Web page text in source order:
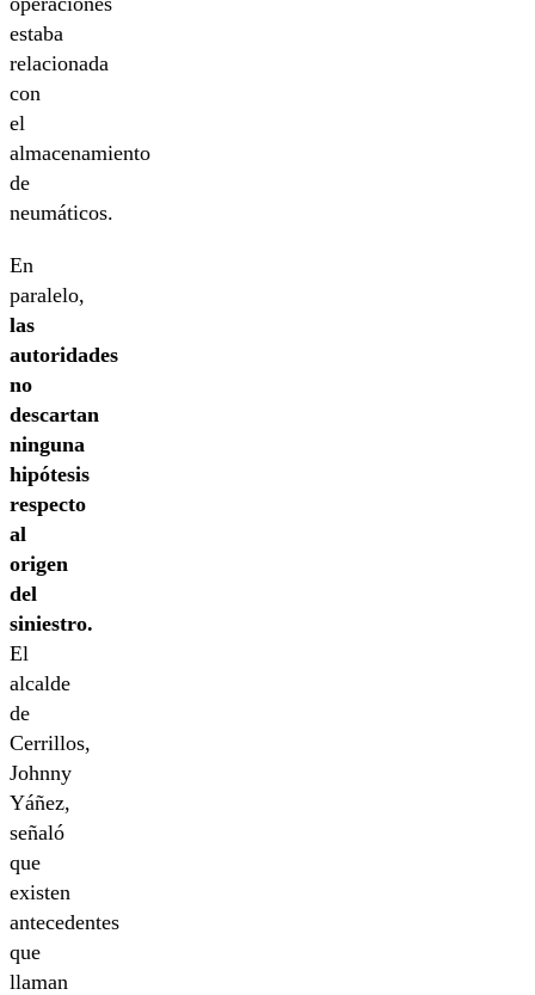
estaba
relacionada
con
el
almacenamiento
de
neumáticos.
En
paralelo,
las
autoridades
no
descartan
ninguna
hipótesis
respecto
al
origen
del
siniestro.
El
alcalde
de
Cerrillos,
Johnny
Yáñez,
señaló
que
existen
antecedentes
que
llaman